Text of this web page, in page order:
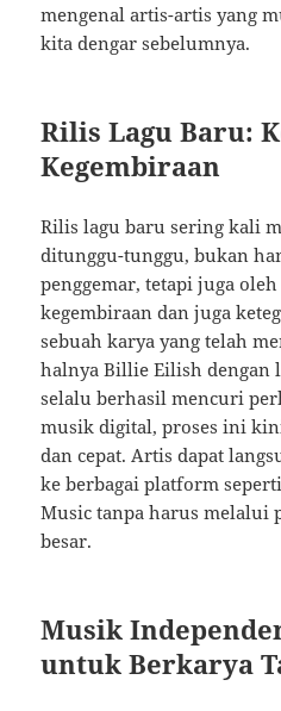
mengenal artis-artis yang
kita dengar sebelumnya.
Rilis Lagu Baru:
Kegembiraan
Rilis lagu baru sering kali
ditunggu-tunggu, bukan
penggemar, tetapi juga
kegembiraan dan juga
sebuah karya yang telah
halnya Billie Eilish dengan
selalu berhasil mencuri
musik digital, proses ini
dan cepat. Artis dapat
ke berbagai platform
Music tanpa harus melalui
besar.
Musik
untuk Berkarya